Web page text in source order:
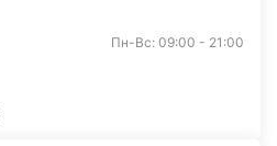
Пн-Вс: 09:00 - 21:00